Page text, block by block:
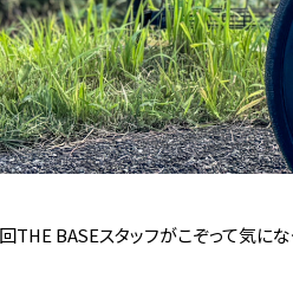
THE BASEスタッフがこぞって気にな